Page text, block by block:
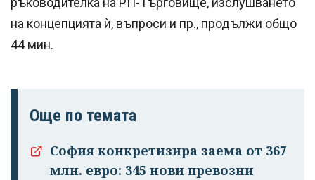
на концепцията ѝ, въпроси и пр., продължи общо
44 мин.
Още по темата
София конкретизира заема от 367
млн. евро: 345 нови превозни